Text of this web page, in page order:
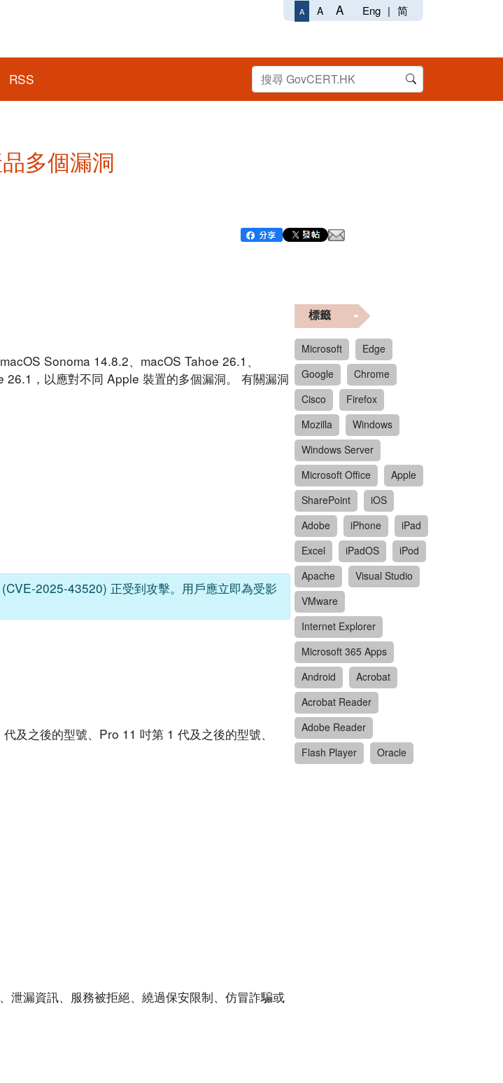
A A A Eng | 简
RSS
多個漏洞
Sonoma 14.8.2、macOS Tahoe 26.1、
，以應對不同 Apple 裝置的多個漏洞。 有關漏洞
2025-43520) 正受到攻擊。用戶應立即為受影
及之後的型號、Pro 11 吋第 1 代及之後的型號、
泄漏資訊、服務被拒絕、繞過保安限制、仿冒詐騙或
標籤
Microsoft
Edge
Google
Chrome
Cisco
Firefox
Mozilla
Windows
Windows Server
Microsoft Office
Apple
SharePoint
iOS
Adobe
iPhone
iPad
Excel
iPadOS
iPod
Apache
Visual Studio
VMware
Internet Explorer
Microsoft 365 Apps
Android
Acrobat
Acrobat Reader
Adobe Reader
Flash Player
Oracle